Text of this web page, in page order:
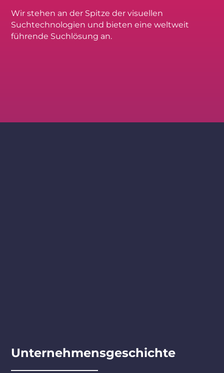
Wir stehen an der Spitze der visuellen
Suchtechnologien und bieten eine weltweit
führende Suchlösung an.
Unternehmensgeschichte